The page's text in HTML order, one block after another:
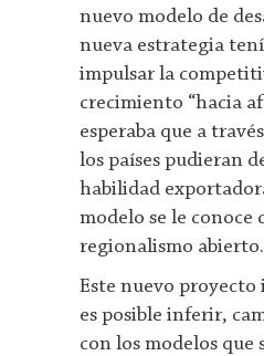
nuevo modelo de
nueva estrategia
impulsar la
crecimiento “hacia
esperaba que a
los países pudieran
habilidad
modelo se le conoce
regionalismo abierto.
Este nuevo
es posible inferir,
con los modelos que